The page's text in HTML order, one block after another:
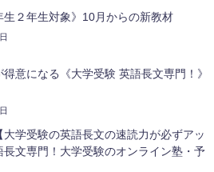
生２年生対象》10月からの新教材
得意になる《大学受験 英語長文専門！》
大学受験の英語長文の速読力が必ずアッ
長文専門！大学受験のオンライン塾・予